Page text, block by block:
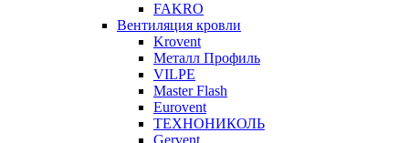
FAKRO
Вентиляция кровли
Krovent
Металл Профиль
VILPE
Master Flash
Eurovent
ТЕХНОНИКОЛЬ
Gervent